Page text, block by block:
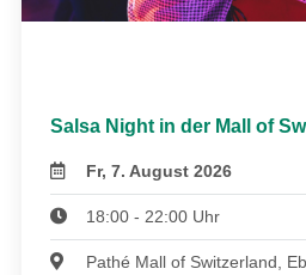
Salsa Night in der Mall of
Fr, 7. August 2026
18:00 - 22:00 Uhr
Pathé Mall of Switzerland,